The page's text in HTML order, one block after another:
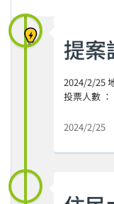
提案
2024/2/25
投票人數
2024/2/25